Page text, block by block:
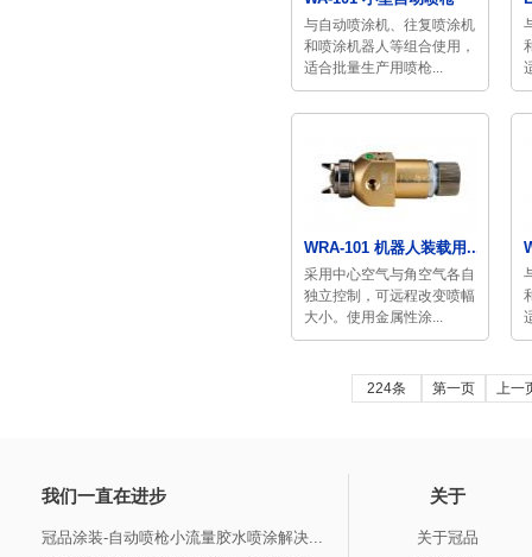
与自动喷涂机、往复喷涂机
和喷涂机器人等组合使用，
适合批量生产用喷枪...
WRA-101 机器人装载用...
采用中心空气与角空气各自
独立控制，可远程改变喷幅
大小。使用金属性涂...
224条 第一页 上一
我们一直在进步
冠品涂装-自动喷枪小流量胶水喷涂解决...
关于
关于冠品